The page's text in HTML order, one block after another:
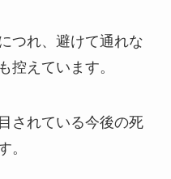
つれ、避けて通れな
控えています。
されている今後の死
。